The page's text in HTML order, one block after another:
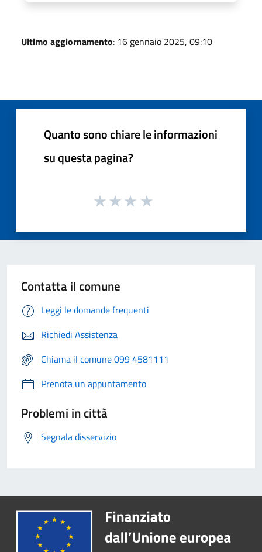
Ultimo aggiornamento: 16 gennaio 2025, 09:10
Quanto sono chiare le informazioni
su questa pagina?
Contatta il comune
Leggi le domande frequenti
Richiedi Assistenza
Chiama il comune 099 4581111
Prenota un appuntamento
Problemi in città
Segnala disservizio